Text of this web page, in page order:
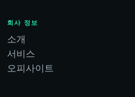
회사 정보
소개
서비스
오피사이트